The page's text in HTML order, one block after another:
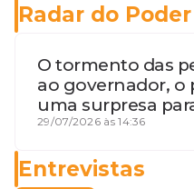
Radar do Poder
O tormento das
ao governador, o
uma surpresa
terceira guerra
29/07/2026 às 14:36
Entrevistas